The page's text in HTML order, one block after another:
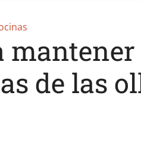
mantener
de las